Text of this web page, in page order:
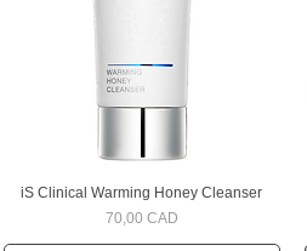
Vista rápida
iS Clinical Warming Honey Cleanser
Precio
70,00 CAD